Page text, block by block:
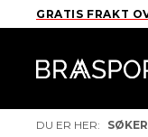
GRATIS FRAKT
DU ER HER: